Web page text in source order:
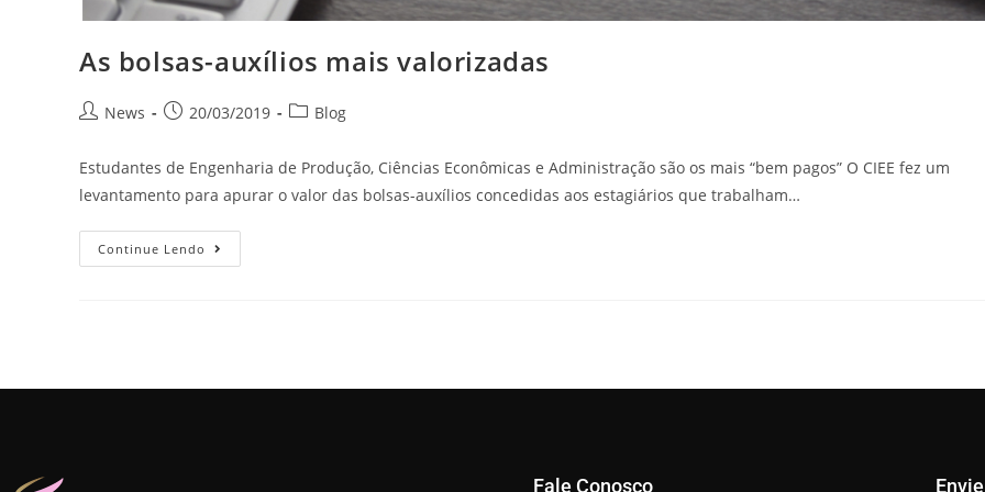
As bolsas-auxílios mais valorizadas
News 20/03/2019 Blog
Estudantes de Engenharia de Produção, Ciências Econômicas e Administração são os mais “bem pagos” O CIEE fez um
levantamento para apurar o valor das bolsas-auxílios concedidas aos estagiários que trabalham…
Continue Lendo
Fale Conosco